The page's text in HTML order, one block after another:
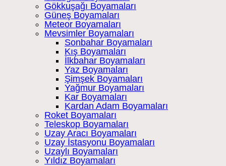
Gökkuşağı Boyamaları
Güneş Boyamaları
Meteor Boyamaları
Mevsimler Boyamaları
Sonbahar Boyamaları
Kış Boyamaları
İlkbahar Boyamaları
Yaz Boyamaları
Şimşek Boyamaları
Yağmur Boyamaları
Kar Boyamaları
Kardan Adam Boyamaları
Roket Boyamaları
Teleskop Boyamaları
Uzay Aracı Boyamaları
Uzay İstasyonu Boyamaları
Uzaylı Boyamaları
Yıldız Boyamaları